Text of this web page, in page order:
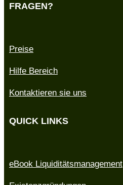
FRAGEN?
Preise
Hilfe Bereich
Kontaktieren sie uns
QUICK LINKS
eBook Liquiditätsmanagement